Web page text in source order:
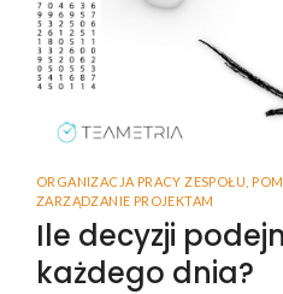
ORGANIZACJA PRACY ZESPOŁU
ZARZĄDZANIE PROJEKTAM
Ile decyzji
każdego dnia?